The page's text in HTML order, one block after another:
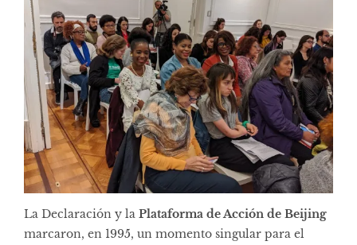
La Declaración y la Plataforma de Acción de Beijing
marcaron, en 1995, un momento singular para el